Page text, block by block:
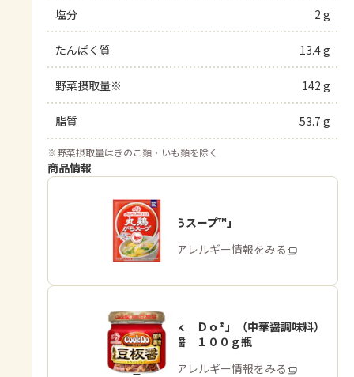
塩分 2 g
たんぱく質 13.4 g
野菜摂取量※ 142 g
脂質 53.7 g
※野菜摂取量はきのこ類・いも類を除く
商品情報
「丸鶏がらスープ™」
商品・アレルギー情報をみる
「Ｃｏｏｋ Ｄｏ®」（中華醤調味料）
熟成豆板醤 １００ｇ瓶
商品・アレルギー情報をみる